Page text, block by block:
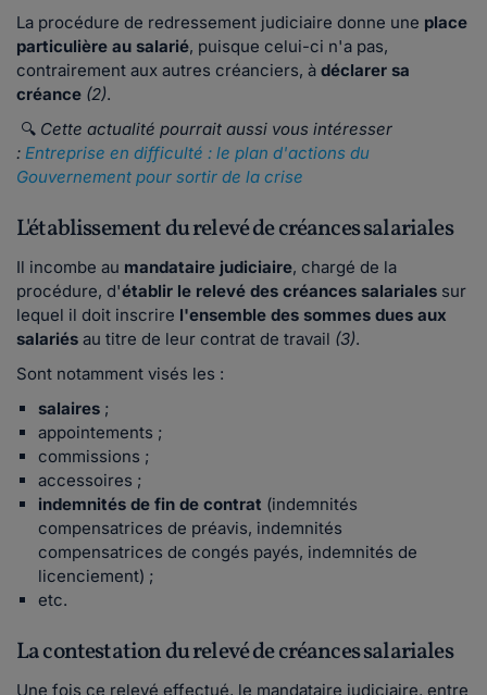
La procédure de redressement judiciaire donne une place
particulière au salarié, puisque celui-ci n'a pas,
contrairement aux autres créanciers, à déclarer sa
créance (2).
🔍 Cette actualité pourrait aussi vous intéresser
: Entreprise en difficulté : le plan d'actions du
Gouvernement pour sortir de la crise
L'établissement du relevé de créances salariales
Il incombe au mandataire judiciaire, chargé de la
procédure, d'établir le relevé des créances salariales sur
lequel il doit inscrire l'ensemble des sommes dues aux
salariés au titre de leur contrat de travail (3).
Sont notamment visés les :
salaires ;
appointements ;
commissions ;
accessoires ;
indemnités de fin de contrat (indemnités
compensatrices de préavis, indemnités
compensatrices de congés payés, indemnités de
licenciement) ;
etc.
La contestation du relevé de créances salariales
Une fois ce relevé effectué, le mandataire judiciaire, entre